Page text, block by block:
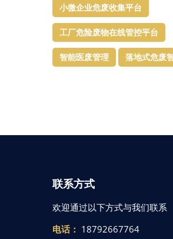
小微企业危废收集平台
工厂危险废物在线管控平台
智能医废管理 落地式危废
联系方式
欢迎通过以下方式与我们联系
电话： 18792667764